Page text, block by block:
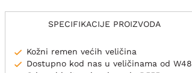
SPECIFIKACIJE PROIZVODA
Kožni remen većih veličina
Dostupno kod nas u veličinama od